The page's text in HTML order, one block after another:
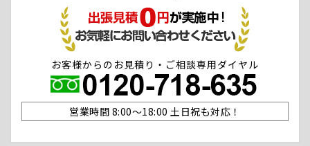
お客様からのお見積り・ご相談専用ダイヤル
営業時間 8:00〜18:00 土日祝も対応！